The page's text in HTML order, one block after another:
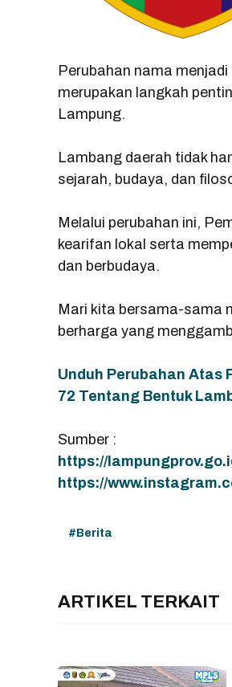
Perubahan nama menjadi
merupakan langkah
Lampung.
Lambang daerah tidak
sejarah, budaya, dan
Melalui perubahan ini,
kearifan lokal serta
dan berbudaya.
Mari kita bersama-sama
berharga yang
Unduh Perubahan Atas
72 Tentang Bentuk
Sumber :
https://
https://
Berita
ARTIKEL TERKAIT